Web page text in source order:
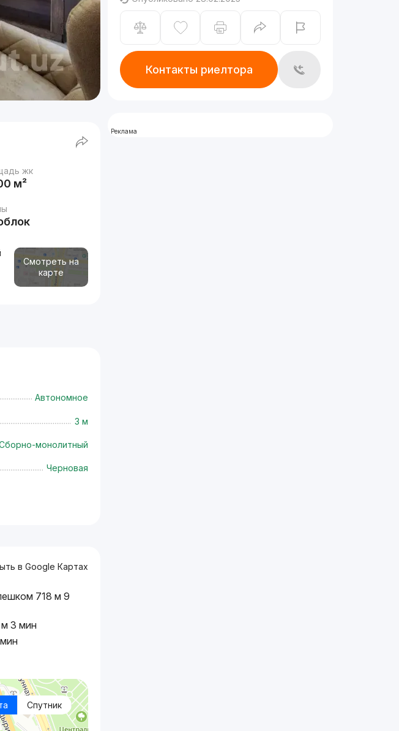
жк
м²
Смотреть на
карте
Автономное
3 м
монолитный
Черновая
в Google Картах
718 м 9
3 мин
Спутник
Контакты риелтора
Реклама